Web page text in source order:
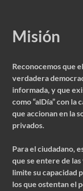
Misión
Reconocemos que
verdadera
informada, y que
como “alDía” con la
que accionan en la
privados.
Para el ciudadano,
que se entere de
limite su capacidad
los que ostentan el